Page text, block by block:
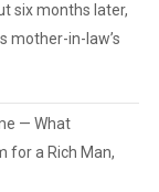
six months later,
mother-in-law’s
— What
for a Rich Man,